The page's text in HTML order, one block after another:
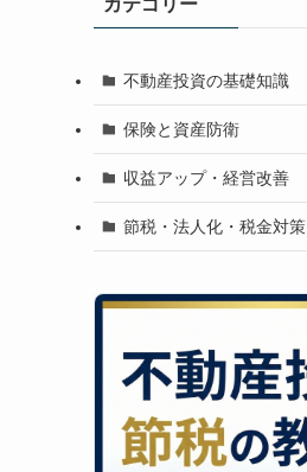
カテゴリー
不動産投資の基礎知識
保険と資産防衛
収益アップ・経営改善
節税・法人化・税金対策